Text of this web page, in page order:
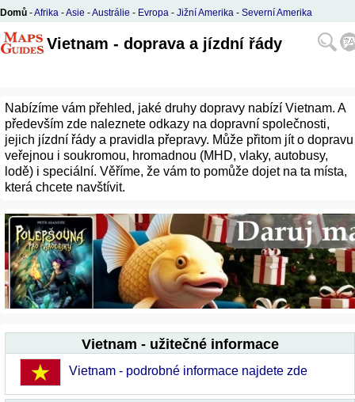
Domů -Afrika -Asie -Austrálie - Evropa - Jižní Amerika - Severní Amerika
Vietnam - doprava a jízdní řády
Nabízíme vám přehled, jaké druhy dopravy nabízí Vietnam. A
především zde naleznete odkazy na dopravní společnosti,
jejich jízdní řády a pravidla přepravy. Může přitom jít o dopravu
veřejnou i soukromou, hromadnou (MHD, vlaky, autobusy,
lodě) i speciální. Věříme, že vám to pomůže dojet na ta místa,
která chcete navštívit.
Vietnam - užitečné informace
Vietnam - podrobné informace najdete zde